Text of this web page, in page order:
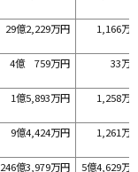
29億2,229万円 1,166万
4億 759万円 33万
1億5,893万円 1,258万
9億4,424万円 1,261万
246億3,979万円 5億4,629万